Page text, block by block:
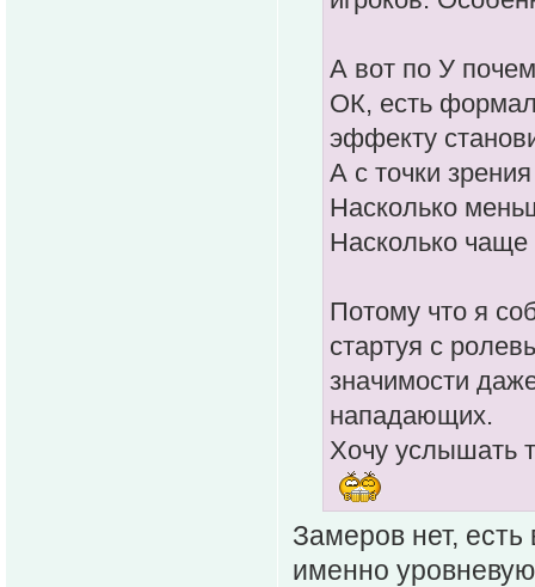
А вот по У
ОК, есть
эффекту
А с точки
Насколько
Насколько
Потому что я
стартуя с
значимости
нападающих.
Хочу услышать
Замеров нет,
именно